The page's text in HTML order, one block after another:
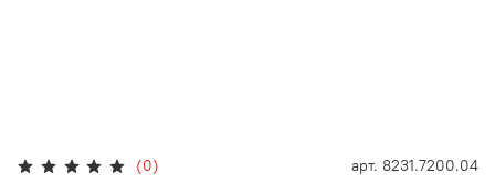
(0) арт. 8231.7200.04